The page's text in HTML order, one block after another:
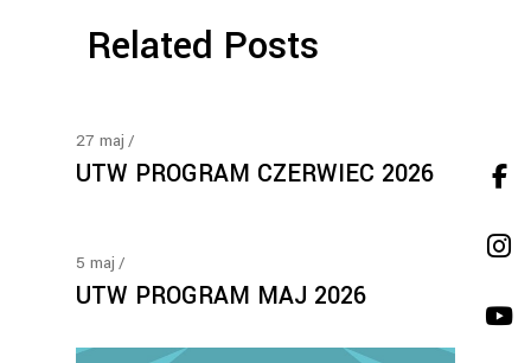
Related Posts
27 maj
UTW PROGRAM CZERWIEC 2026
5 maj
UTW PROGRAM MAJ 2026